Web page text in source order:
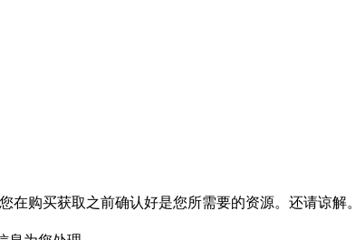
购买获取之前确认好是您所需要的资源。还请谅解。